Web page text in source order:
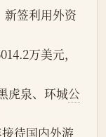
新签利用外资
万美元，
虎泉、环城公
待国内外游